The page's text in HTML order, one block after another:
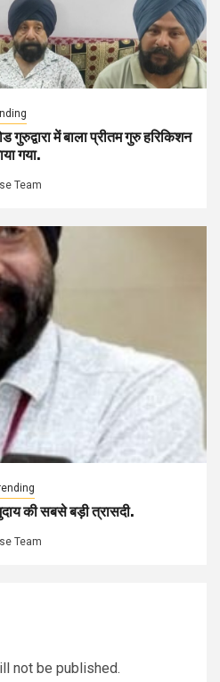
में बाला प्रीतम गुरु हरिकिशन
गया.
Team
की सबसे बड़ी त्रासदी.
Team
not be published.